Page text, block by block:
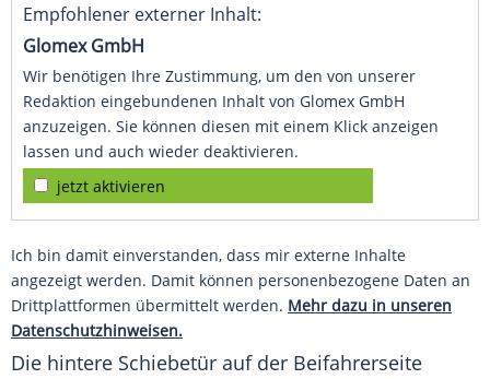
Empfohlener externer Inhalt:
Glomex GmbH
Wir benötigen Ihre Zustimmung, um den von unserer
Redaktion eingebundenen Inhalt von Glomex GmbH
anzuzeigen. Sie können diesen mit einem Klick anzeigen
lassen und auch wieder deaktivieren.
jetzt aktivieren
Ich bin damit einverstanden, dass mir externe Inhalte
angezeigt werden. Damit können personenbezogene Daten an
Drittplattformen übermittelt werden. Mehr dazu in unseren
Datenschutzhinweisen.
Die hintere Schiebetür auf der Beifahrerseite